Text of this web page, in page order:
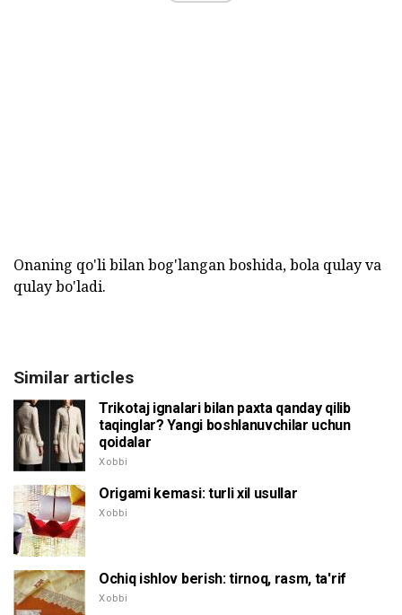
Onaning qo'li bilan bog'langan boshida, bola qulay va
qulay bo'ladi.
Similar articles
Trikotaj ignalari bilan paxta qanday qilib
taqinglar? Yangi boshlanuvchilar uchun
qoidalar
Xobbi
Origami kemasi: turli xil usullar
Xobbi
Ochiq ishlov berish: tirnoq, rasm, ta'rif
Xobbi